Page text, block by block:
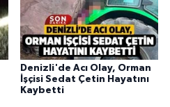
Denizli'de Acı Olay, Orman
İşçisi Sedat Çetin Hayatını
Kaybetti